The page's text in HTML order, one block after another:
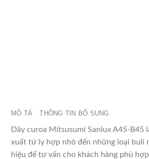
MÔ TẢ THÔNG TIN BỔ SUNG
Dây curoa Mitsusumi Sanlux A45-B45
xuất từ ly hợp nhỏ đến những loại buli
hiệu để tư vấn cho khách hàng phù